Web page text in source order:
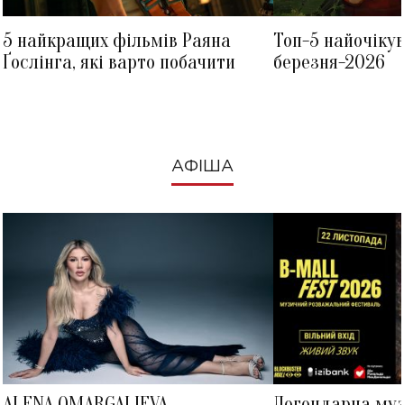
5 найкращих фільмів Раяна
Ґослінга, які варто побачити
Топ-5
березня-2026
АФІША